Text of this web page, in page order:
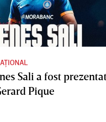
Sali a fost
Pique